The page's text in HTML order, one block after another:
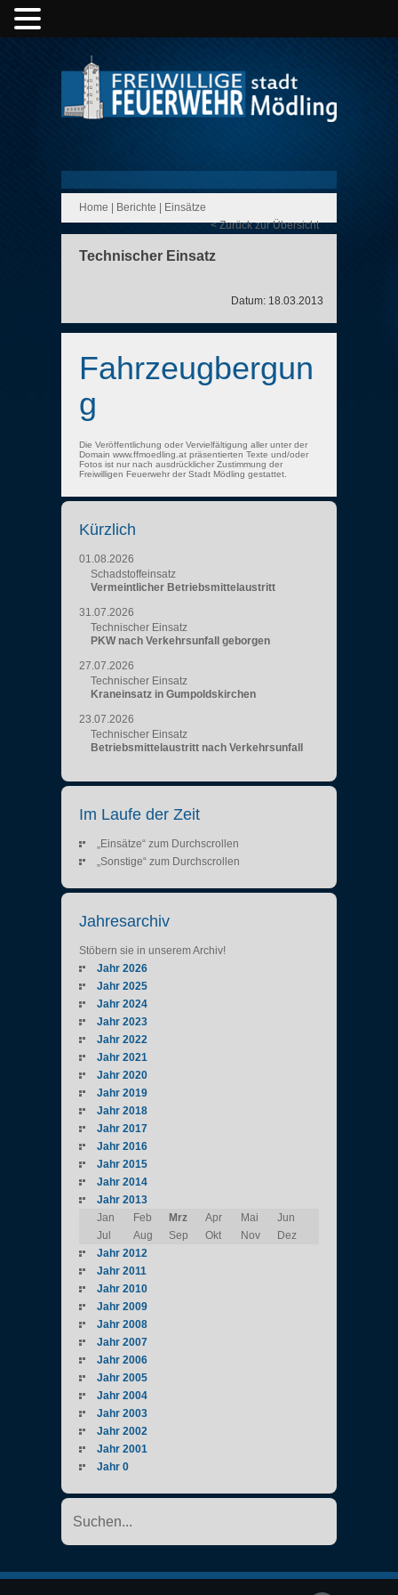
Home Berichte
Einsätze
< Zurück zur Übersicht
Technischer Einsatz
Datum: 18.03.2013
Fahrzeugbergun
g
Die Veröffentlichung oder Vervielfältigung aller unter der
Domain www.ffmoedling.at präsentierten Texte und/oder
Fotos ist nur nach ausdrücklicher Zustimmung der
Freiwilligen Feuerwehr der Stadt Mödling gestattet.
Kürzlich
01.08.2026
Schadstoffeinsatz
Vermeintlicher Betriebsmittelaustritt
31.07.2026
Technischer Einsatz
PKW nach Verkehrsunfall geborgen
27.07.2026
Technischer Einsatz
Kraneinsatz in Gumpoldskirchen
23.07.2026
Technischer Einsatz
Betriebsmittelaustritt nach Verkehrsunfall
Im Laufe der Zeit
„Einsätze“ zum Durchscrollen
„Sonstige“ zum Durchscrollen
Jahresarchiv
Stöbern sie in unserem Archiv!
Jahr 2026
Jahr 2025
Jahr 2024
Jahr 2023
Jahr 2022
Jahr 2021
Jahr 2020
Jahr 2019
Jahr 2018
Jahr 2017
Jahr 2016
Jahr 2015
Jahr 2014
Jahr 2013
Jan
Feb Mrz Apr Mai
Jun
Jul
Aug Sep Okt Nov
Dez
Jahr 2012
Jahr 2011
Jahr 2010
Jahr 2009
Jahr 2008
Jahr 2007
Jahr 2006
Jahr 2005
Jahr 2004
Jahr 2003
Jahr 2002
Jahr 2001
Jahr 0